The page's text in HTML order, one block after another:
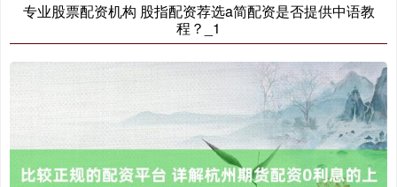
+164.40 +2.13%
专业股票配资机构 股指配资荐选a简配资是否提供中语教
程？_1